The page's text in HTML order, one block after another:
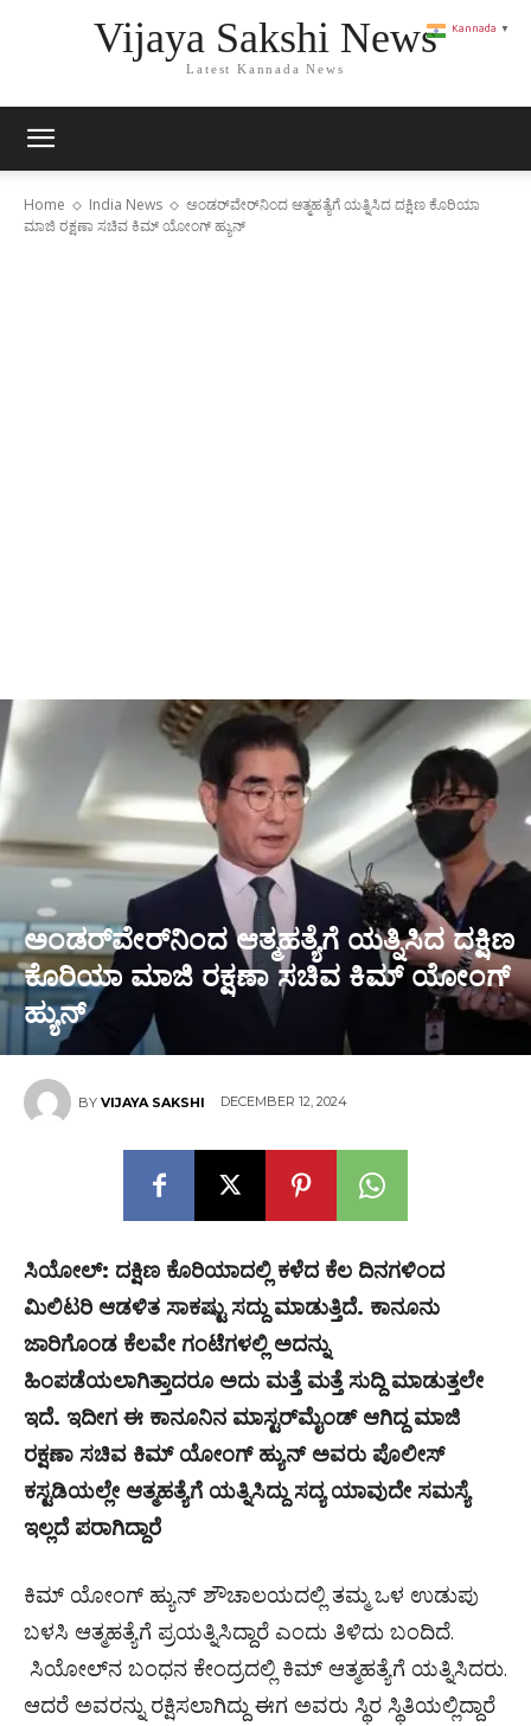
Vijaya Sakshi News
Latest Kannada News
Home India News
ಅಂಡರ್‌ವೇರ್‌ನಿಂದ ಆತ್ಮಹತ್ಯೆಗೆ ಯತ್ನಿಸಿದ ದಕ್ಷಿಣ ಕೊರಿಯಾ
ಮಾಜಿ ರಕ್ಷಣಾ ಸಚಿವ ಕಿಮ್ ಯೋಂಗ್ ಹ್ಯುನ್
ಅಂಡರ್‌ವೇರ್‌ನಿಂದ ಆತ್ಮಹತ್ಯೆಗೆ ಯತ್ನಿಸಿದ ದಕ್ಷಿಣ
ಕೊರಿಯಾ ಮಾಜಿ ರಕ್ಷಣಾ ಸಚಿವ ಕಿಮ್ ಯೋಂಗ್
ಹ್ಯುನ್
BY VIJAYA SAKSHI DECEMBER 12, 2024
ಸಿಯೋಲ್: ದಕ್ಷಿಣ ಕೊರಿಯಾದಲ್ಲಿ ಕಳೆದ ಕೆಲ ದಿನಗಳಿಂದ
ಮಿಲಿಟರಿ ಆಡಳಿತ ಸಾಕಷ್ಟು ಸದ್ದು ಮಾಡುತ್ತಿದೆ. ಕಾನೂನು
ಜಾರಿಗೊಂಡ ಕೆಲವೇ ಗಂಟೆಗಳಲ್ಲಿ ಅದನ್ನು
ಹಿಂಪಡೆಯಲಾಗಿತ್ತಾದರೂ ಅದು ಮತ್ತೆ ಮತ್ತೆ ಸುದ್ದಿ ಮಾಡುತ್ತಲೇ
ಇದೆ. ಇದೀಗ ಈ ಕಾನೂನಿನ ಮಾಸ್ಟರ್‌ಮೈಂಡ್‌ ಆಗಿದ್ದ ಮಾಜಿ
ರಕ್ಷಣಾ ಸಚಿವ ಕಿಮ್ ಯೋಂಗ್ ಹ್ಯುನ್ ಅವರು ಪೊಲೀಸ್​
ಕಸ್ಟಡಿಯಲ್ಲೇ ಆತ್ಮಹತ್ಯೆಗೆ ಯತ್ನಿಸಿದ್ದು ಸದ್ಯ ಯಾವುದೇ ಸಮಸ್ಯೆ
ಇಲ್ಲದೆ ಪರಾಗಿದ್ದಾರೆ
ಕಿಮ್ ಯೋಂಗ್ ಹ್ಯುನ್ ಶೌಚಾಲಯದಲ್ಲಿ ತಮ್ಮ ಒಳ ಉಡುಪು
ಬಳಸಿ ಆತ್ಮಹತ್ಯೆಗೆ ಪ್ರಯತ್ನಿಸಿದ್ದಾರೆ ಎಂದು ತಿಳಿದು ಬಂದಿದೆ.
ಸಿಯೋಲ್‌ನ ಬಂಧನ ಕೇಂದ್ರದಲ್ಲಿ ಕಿಮ್ ಆತ್ಮಹತ್ಯೆಗೆ ಯತ್ನಿಸಿದರು.
ಆದರೆ ಅವರನ್ನು ರಕ್ಷಿಸಲಾಗಿದ್ದು ಈಗ ಅವರು ಸ್ಥಿರ ಸ್ಥಿತಿಯಲ್ಲಿದ್ದಾರೆ
Kannada ▼